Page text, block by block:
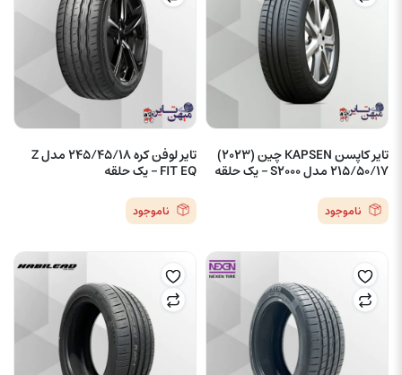
تایر کاپسن KAPSEN چین (2023)
215/50/17 مدل S2000 – یک حلقه
ناموجود
تایر لوفن کره 245/45/18 مدل Z
FIT EQ – یک حلقه
ناموجود